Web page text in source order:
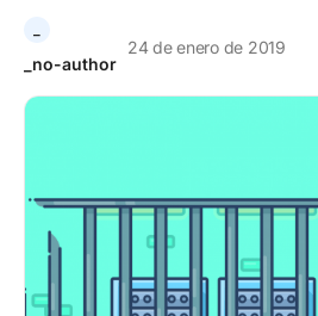
_no-author
24 de enero de 2019